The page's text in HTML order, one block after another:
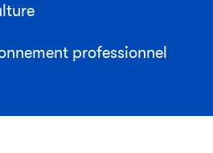
professionnel